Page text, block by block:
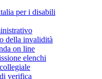
per i disabili
della invalidità
on line
elenchi
verifica